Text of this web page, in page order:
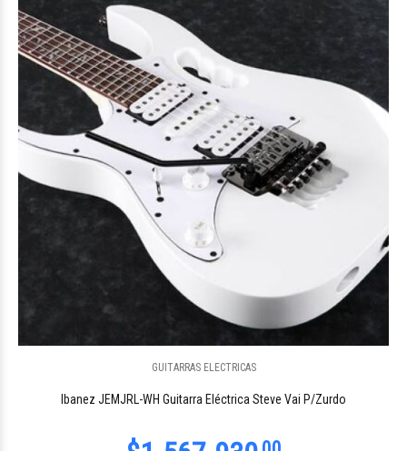
GUITARRAS ELECTRICAS
Ibanez JEMJRL-WH Guitarra Eléctrica Steve Vai P/Zurdo
$2.045.67909